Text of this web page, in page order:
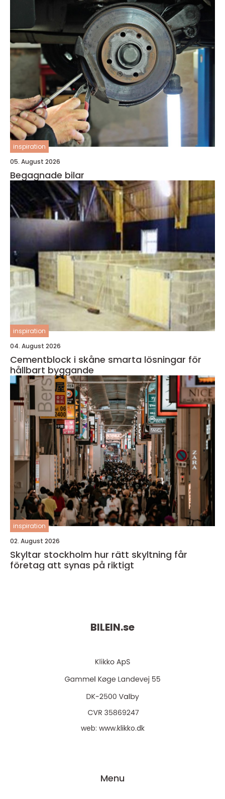
inspiration
05. August 2026
Begagnade bilar
inspiration
04. August 2026
Cementblock i skåne smarta lösningar för
hållbart byggande
inspiration
02. August 2026
Skyltar stockholm hur rätt skyltning får
företag att synas på riktigt
BILEIN.se
web: www.klikko.dk
Menu